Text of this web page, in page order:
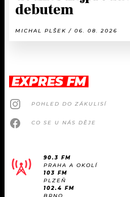
debutem
MICHAL PLŠEK / 06. 08. 2026
EXPRES FM
POHLED DO ZÁKULISÍ
CO SE U NÁS DĚJE
90.3 FM
PRAHA A OKOLÍ
103 FM
PLZEŇ
102.4 FM
BRNO